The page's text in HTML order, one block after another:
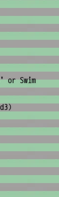
or Swim